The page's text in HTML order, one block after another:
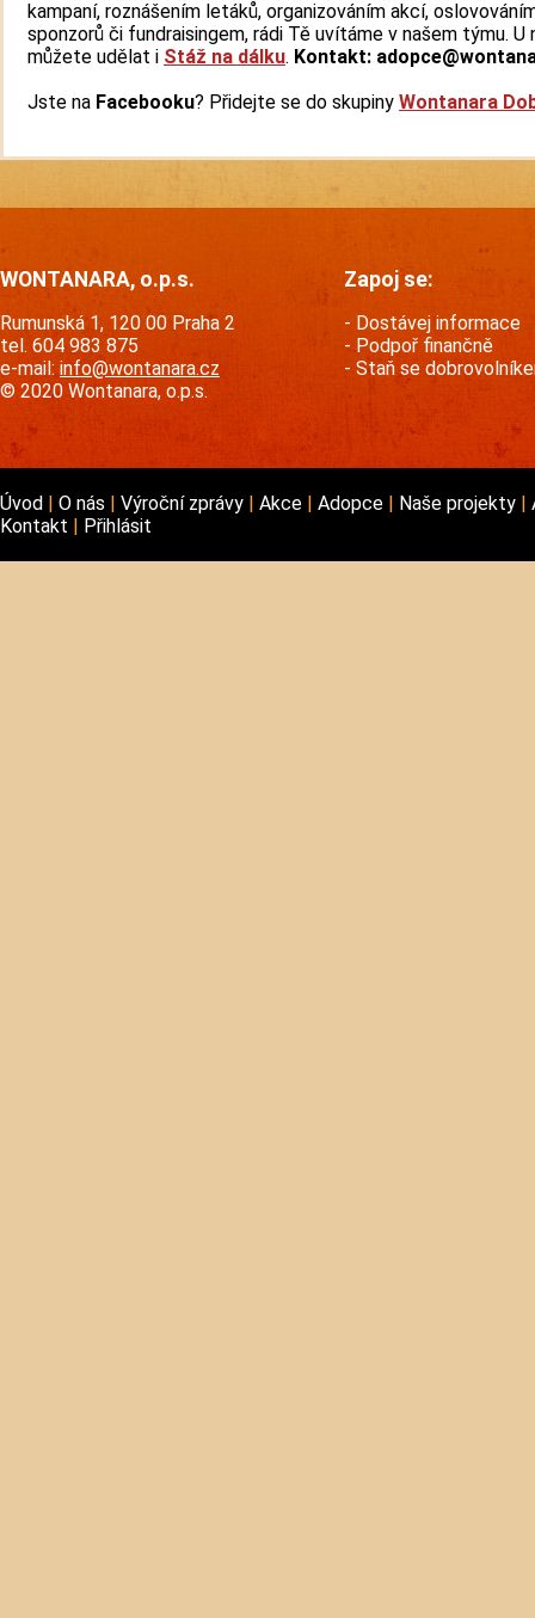
kampaní, roznášením letáků, organizováním akcí,
sponzorů či fundraisingem, rádi Tě uvítáme v našem týmu. U
můžete udělat i Stáž na dálku. Kontakt:
Jste na Facebooku? Přidejte se do skupiny Wontanara
WONTANARA, o.p.s.
Rumunská 1, 120 00 Praha 2
tel. 604 983 875
e-mail: info@wontanara.cz
© 2020 Wontanara, o.p.s.
Zapoj se:
Dostávej informace
Podpoř finančně
Staň se
Úvod O nás Výroční zprávy Akce Adopce Naše projekty
Kontakt
Přihlásit